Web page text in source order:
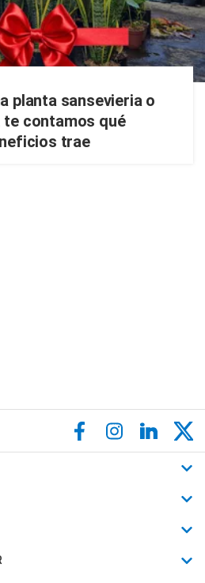
planta sansevieria o
te contamos qué
trae